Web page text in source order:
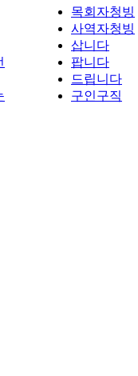
목회자청빙
사역자청빙
삽니다
팝니다
드립니다
구인구직